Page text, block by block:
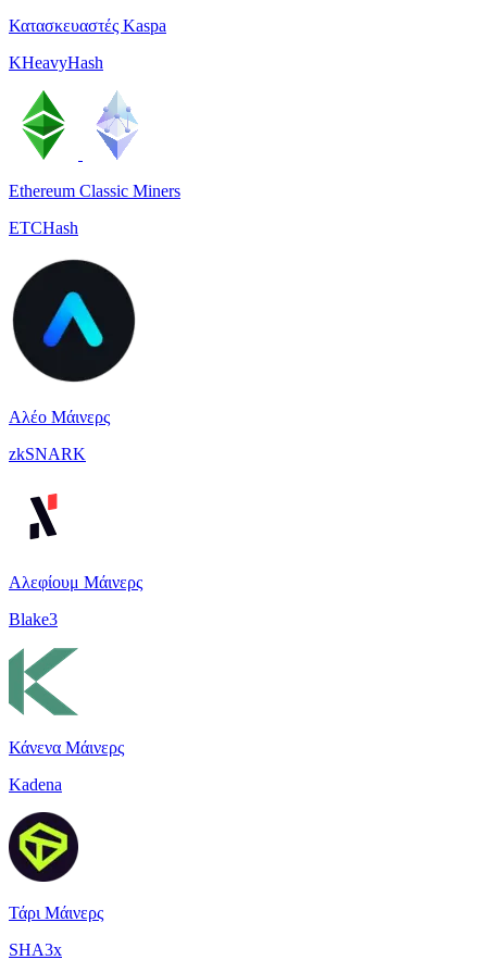
Κατασκευαστές Kaspa
KHeavyHash
Ethereum Classic Miners
ETCHash
Αλέο Μάινερς
zkSNARK
Αλεφίουμ Μάινερς
Blake3
Κάνενα Μάινερς
Kadena
Τάρι Μάινερς
SHA3x